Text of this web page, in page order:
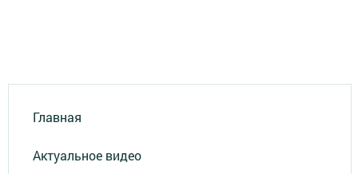
Главная
Актуальное видео